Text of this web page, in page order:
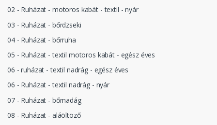
02 - Ruházat - motoros kabát - textil - nyár
03 - Ruházat - bőrdzseki
04 - Ruházat - bőrruha
05 - Ruházat - textil motoros kabát - egész éves
06 - ruházat - textil nadrág - egész éves
06 - Ruházat - textil nadrág - nyár
07 - Ruházat - bőrnadág
08 - Ruházat - aláöltöző